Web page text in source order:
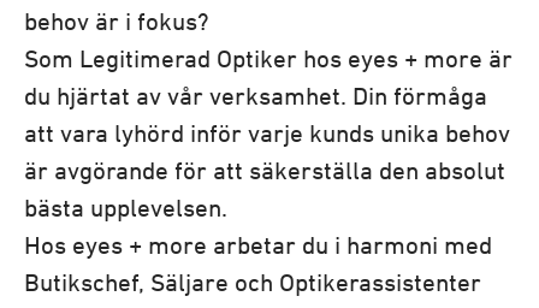
behov är i fokus?
Som Legitimerad Optiker hos eyes + more är
du hjärtat av vår verksamhet. Din förmåga
att vara lyhörd inför varje kunds unika behov
är avgörande för att säkerställa den absolut
bästa upplevelsen.
Hos eyes + more arbetar du i harmoni med
Butikschef, Säljare och Optikerassistenter